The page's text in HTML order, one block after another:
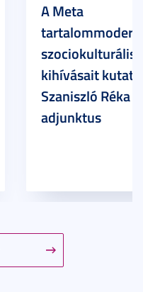
A Meta
szociokulturális
kihívásait
Szaniszló Réka
adjunktus